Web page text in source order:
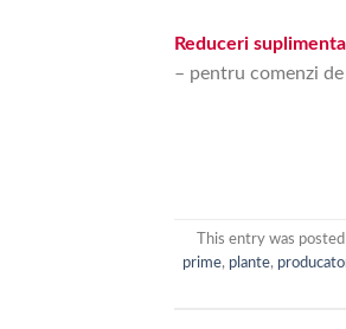
Reduceri
– pentru comenzi
This entry was
prime, plante,